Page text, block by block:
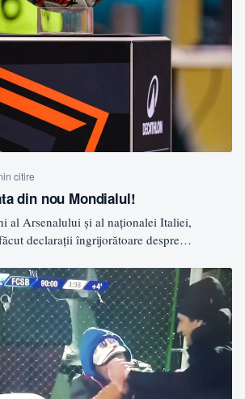
citire
din nou Mondialul!
al Arsenalului și al naționalei Italiei,
declarații îngrijorătoare despre…